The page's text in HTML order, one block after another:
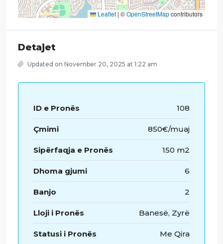
Leaflet | ©OpenStreetMapcontributors
Detajet
Updated on November 20, 2025 at 1:22 am
ID e Pronës 108
Çmimi 850€/muaj
Sipërfaqja e Pronës 150 m2
Dhoma gjumi 6
Banjo 2
Lloji i Pronës Banesë, Zyrë
Statusi i Pronës Me Qira